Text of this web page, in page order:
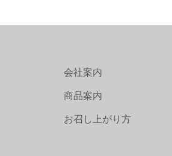
会社案内
商品案内
お召し上がり方